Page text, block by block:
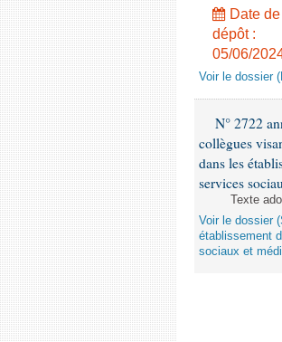
Date de
dépôt :
05/06/
Voir le dossier
N° 2722
collègues
dans les
services
Texte
Voir le dossier
établissement
sociaux et